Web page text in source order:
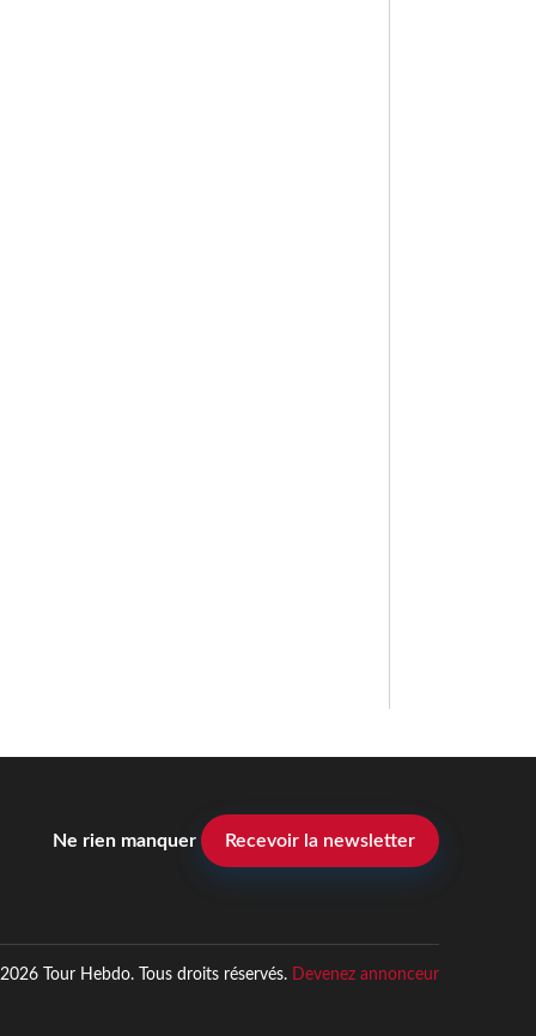
Ne rien manquer Recevoir la newsletter
Tour Hebdo. Tous droits réservés. Devenez annonceur